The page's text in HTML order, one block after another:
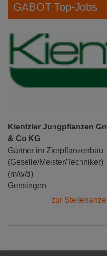
GABOT Top-Jobs
Kientzler Jungpflanzen
& Co KG
Gärtner im Zierpflanzenbau
(Geselle/Meister/Techniker)
(m/w/d)
Gensingen
zur